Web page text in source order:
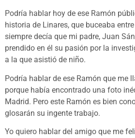
Podría hablar hoy de ese Ramón
historia de Linares, que buceaba
siempre decía que mi padre, Juan
prendido en él su pasión por la
a la que asistió de niño.
Podría hablar de ese Ramón que me
porque había encontrado una foto
Madrid. Pero este Ramón es bien
glosarán su ingente trabajo.
Yo quiero hablar del amigo que me